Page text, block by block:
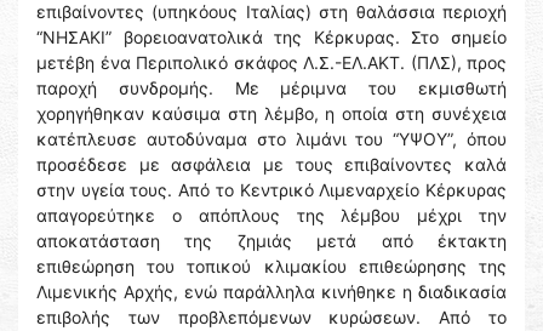
επιβαίνοντες (υπηκόους Ιταλίας) στη θαλάσσια περιοχή
“ΝΗΣΑΚΙ” βορειοανατολικά της Κέρκυρας. Στο σημείο
μετέβη ένα Περιπολικό σκάφος Λ.Σ.-ΕΛ.ΑΚΤ. (ΠΛΣ), προς
παροχή συνδρομής. Με μέριμνα του εκμισθωτή
χορηγήθηκαν καύσιμα στη λέμβο, η οποία στη συνέχεια
κατέπλευσε αυτοδύναμα στο λιμάνι του “ΥΨΟΥ”, όπου
προσέδεσε με ασφάλεια με τους επιβαίνοντες καλά
στην υγεία τους. Από το Κεντρικό Λιμεναρχείο Κέρκυρας
απαγορεύτηκε ο απόπλους της λέμβου μέχρι την
αποκατάσταση της ζημιάς μετά από έκτακτη
επιθεώρηση του τοπικού κλιμακίου επιθεώρησης της
Λιμενικής Αρχής, ενώ παράλληλα κινήθηκε η διαδικασία
επιβολής των προβλεπόμενων κυρώσεων. Από το